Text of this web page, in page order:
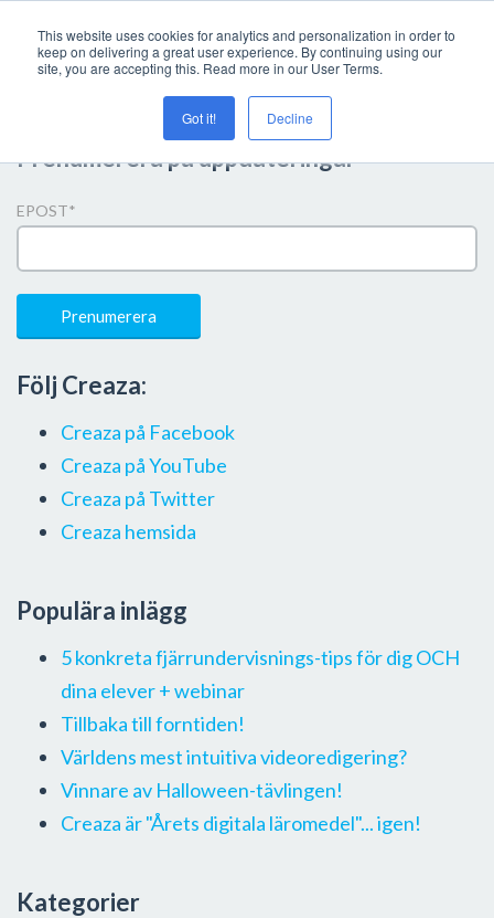
This website uses cookies for analytics and personalization in order to
keep on delivering a great user experience. By continuing using our
site, you are accepting this. Read more in our User Terms.
Got it! Decline
Prenumerera på uppdateringar
EPOST*
Följ Creaza:
Creaza på Facebook
Creaza på YouTube
Creaza på Twitter
Creaza hemsida
Populära inlägg
5 konkreta fjärrundervisnings-tips för dig OCH
dina elever + webinar
Tillbaka till forntiden!
Världens mest intuitiva videoredigering?
Vinnare av Halloween-tävlingen!
Creaza är "Årets digitala läromedel"... igen!
Kategorier